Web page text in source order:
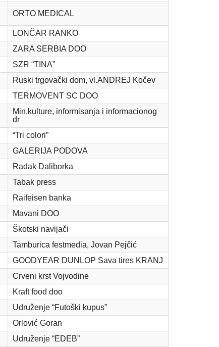
ORTO MEDICAL
LONČAR RANKO
ZARA SERBIA DOO
SZR “TINA”
Ruski trgovački dom, vl.ANDREJ Kočev
TERMOVENT SC DOO
Min.kulture, informisanja i informacionog
dr
“Tri colori”
GALERIJA PODOVA
Radak Daliborka
Tabak press
Raifeisen banka
Mavani DOO
Škotski navijači
Tamburica festmedia, Jovan Pejčić
GOODYEAR DUNLOP Sava tires KRANJ
Crveni krst Vojvodine
Kraft food doo
Udruženje “Futoški kupus”
Orlović Goran
Udruženje “EDEB”